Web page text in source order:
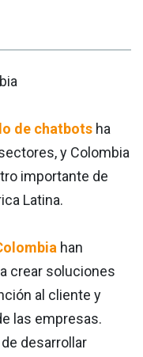
de chatbots ha
y Colombia
importante de
Latina.
han
crear soluciones
al cliente y
las empresas.
desarrollar